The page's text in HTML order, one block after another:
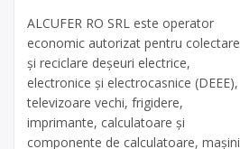
ALCUFER RO SRL este operator
economic autorizat pentru colectare
și reciclare deșeuri electrice,
electronice și electrocasnice (DEEE),
televizoare vechi, frigidere,
imprimante, calculatoare și
componente de calculatoare, mașini